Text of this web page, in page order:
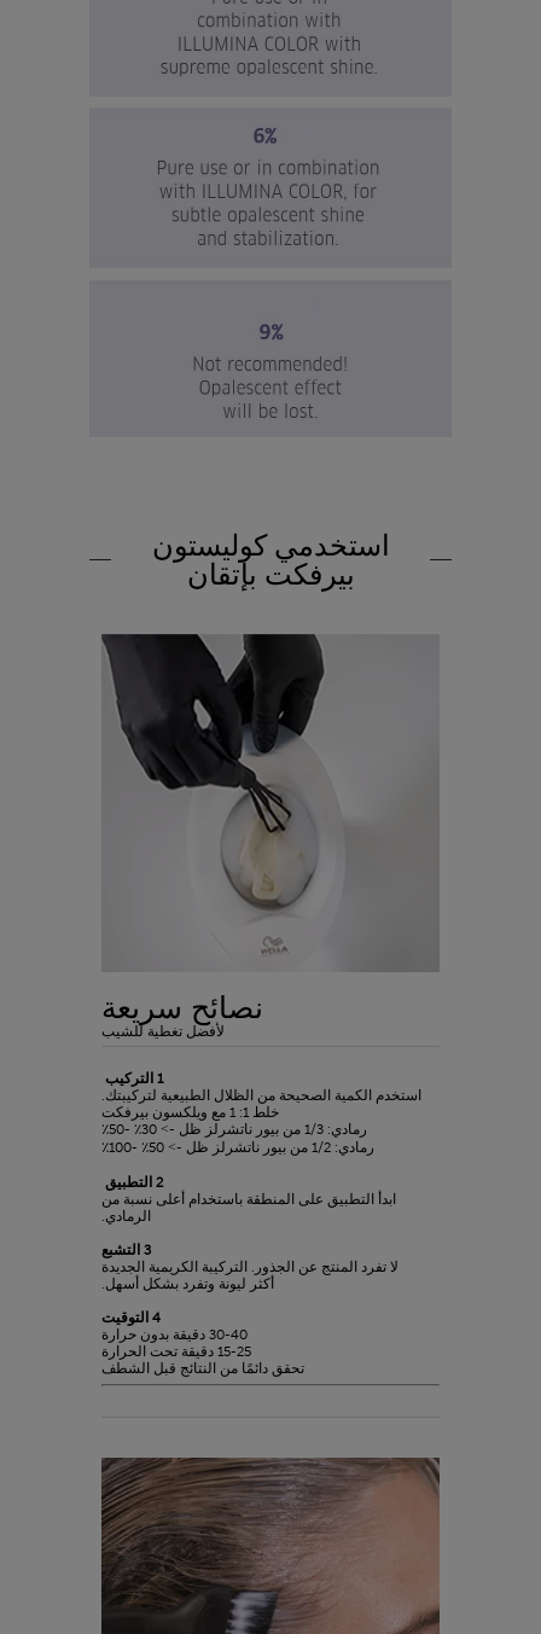
استخدمي كوليستون
بيرفكت بإتقان
نصائح سريعة
لأفضل تغطية للشيب
1 التركيب
استخدم الكمية الصحيحة من الظلال الطبيعية لتركيبتك.
خلط 1: 1 مع ويلكسون بيرفكت
رمادي: 1/3 من بيور ناتشرلز ظل -> 30٪ -50٪
رمادي: 1/2 من بيور ناتشرلز ظل -> 50٪ -100٪
2 التطبيق
ابدأ التطبيق على المنطقة باستخدام أعلى نسبة من
الرمادي.
3 التشبع
لا تفرد المنتج عن الجذور. التركيبة الكريمية الجديدة
أكثر ليونة وتفرد بشكل أسهل.
4 التوقيت
30-40 دقيقة بدون حرارة
15-25 دقيقة تحت الحرارة
تحقق دائمًا من النتائج قبل الشطف